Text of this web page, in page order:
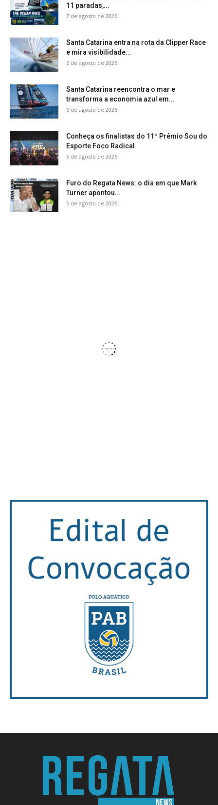
11 paradas,...
7 de agosto de 2026
Santa Catarina entra na rota da Clipper Race
e mira visibilidade...
6 de agosto de 2026
Santa Catarina reencontra o mar e
transforma a economia azul em...
6 de agosto de 2026
Conheça os finalistas do 11º Prêmio Sou do
Esporte Foco Radical
6 de agosto de 2026
Furo do Regata News: o dia em que Mark
Turner apontou...
5 de agosto de 2026